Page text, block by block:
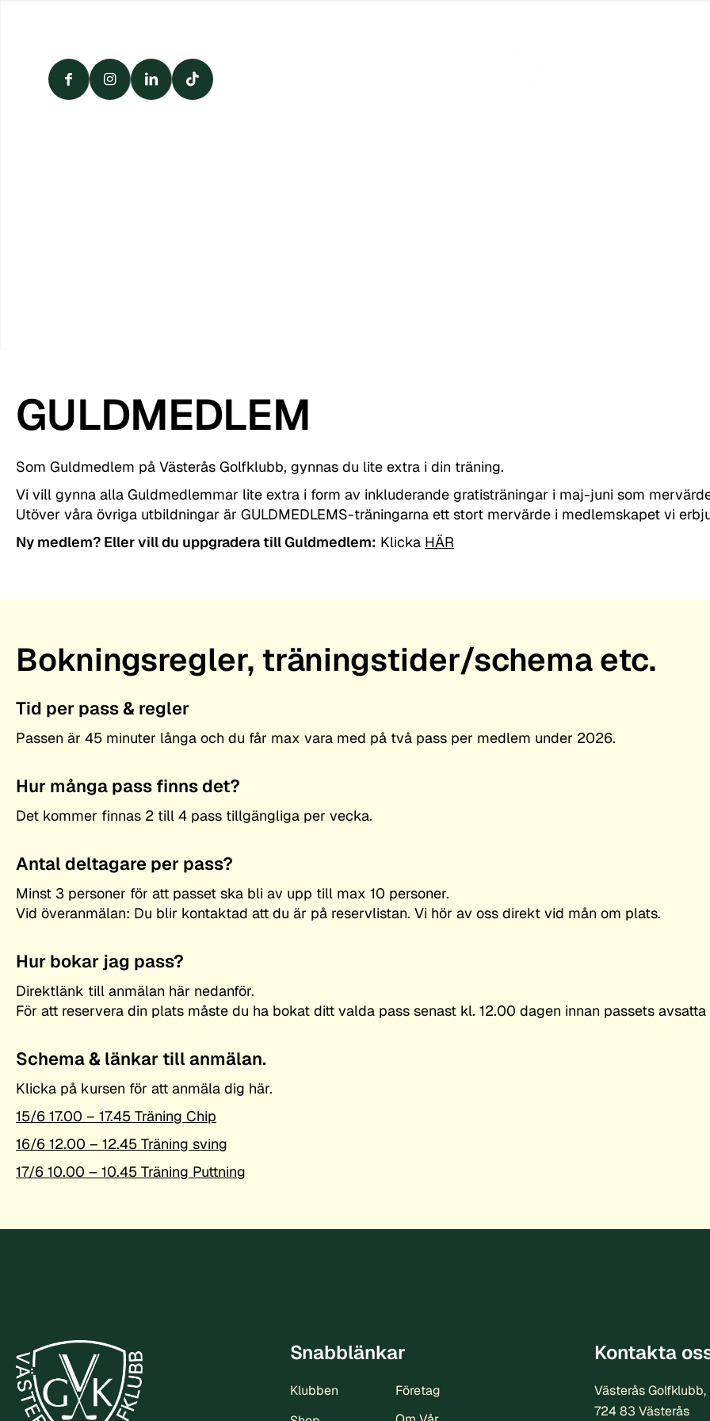
GULDMEDLEM
Som Guldmedlem på Västerås Golfklubb, gynnas du lite extra i din träning.
Vi vill gynna alla Guldmedlemmar lite extra i form av inkluderande gratisträningar i maj-juni som
Utöver våra övriga utbildningar är GULDMEDLEMS-träningarna ett stort mervärde i medlemskapet vi
Ny medlem? Eller vill du uppgradera till Guldmedlem: Klicka HÄR
Bokningsregler, träningstider/schema etc.
Tid per pass & regler
Passen är 45 minuter långa och du får max vara med på två pass per medlem under 2026.
Hur många pass finns det?
Det kommer finnas 2 till 4 pass tillgängliga per vecka.
Antal deltagare per pass?
Minst 3 personer för att passet ska bli av upp till max 10 personer.
Vid överanmälan: Du blir kontaktad att du är på reservlistan. Vi hör av oss direkt vid mån om plats.
Hur bokar jag pass?
Direktlänk till anmälan här nedanför.
För att reservera din plats måste du ha bokat ditt valda pass senast kl. 12.00 dagen innan passets avsatta
Schema & länkar till anmälan.
Klicka på kursen för att anmäla dig här.
15/6 17.00 – 17.45 Träning Chip
16/6 12.00 – 12.45 Träning sving
17/6 10.00 – 10.45 Träning Puttning
Snabblänkar
Klubben
Företag
Kontakta
Västerås
724 83 Västerås